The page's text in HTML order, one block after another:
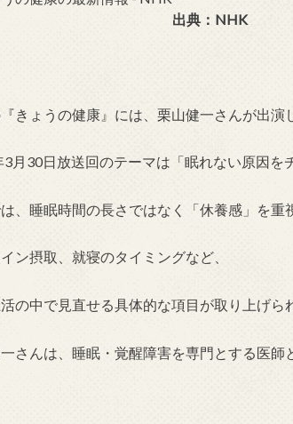
出典：NHK
きょうの健康』には、栗山健一さんが出演
3月30日放送回のテーマは「眠れない原因を
、睡眠時間の長さではなく「休養感」を重
ン摂取、就寝のタイミングなど、
の中で見直せる具体的な項目が取り上げら
さんは、睡眠・覚醒障害を専門とする医師